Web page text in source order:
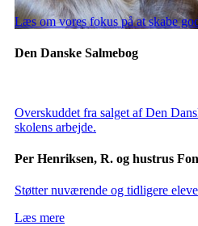
Læs om vores fokus på at skabe
Den Danske Salmebog
Overskuddet fra salget af Den
skolens arbejde.
Per Henriksen, R. og hustrus
Støtter nuværende og tidligere
Læs mere